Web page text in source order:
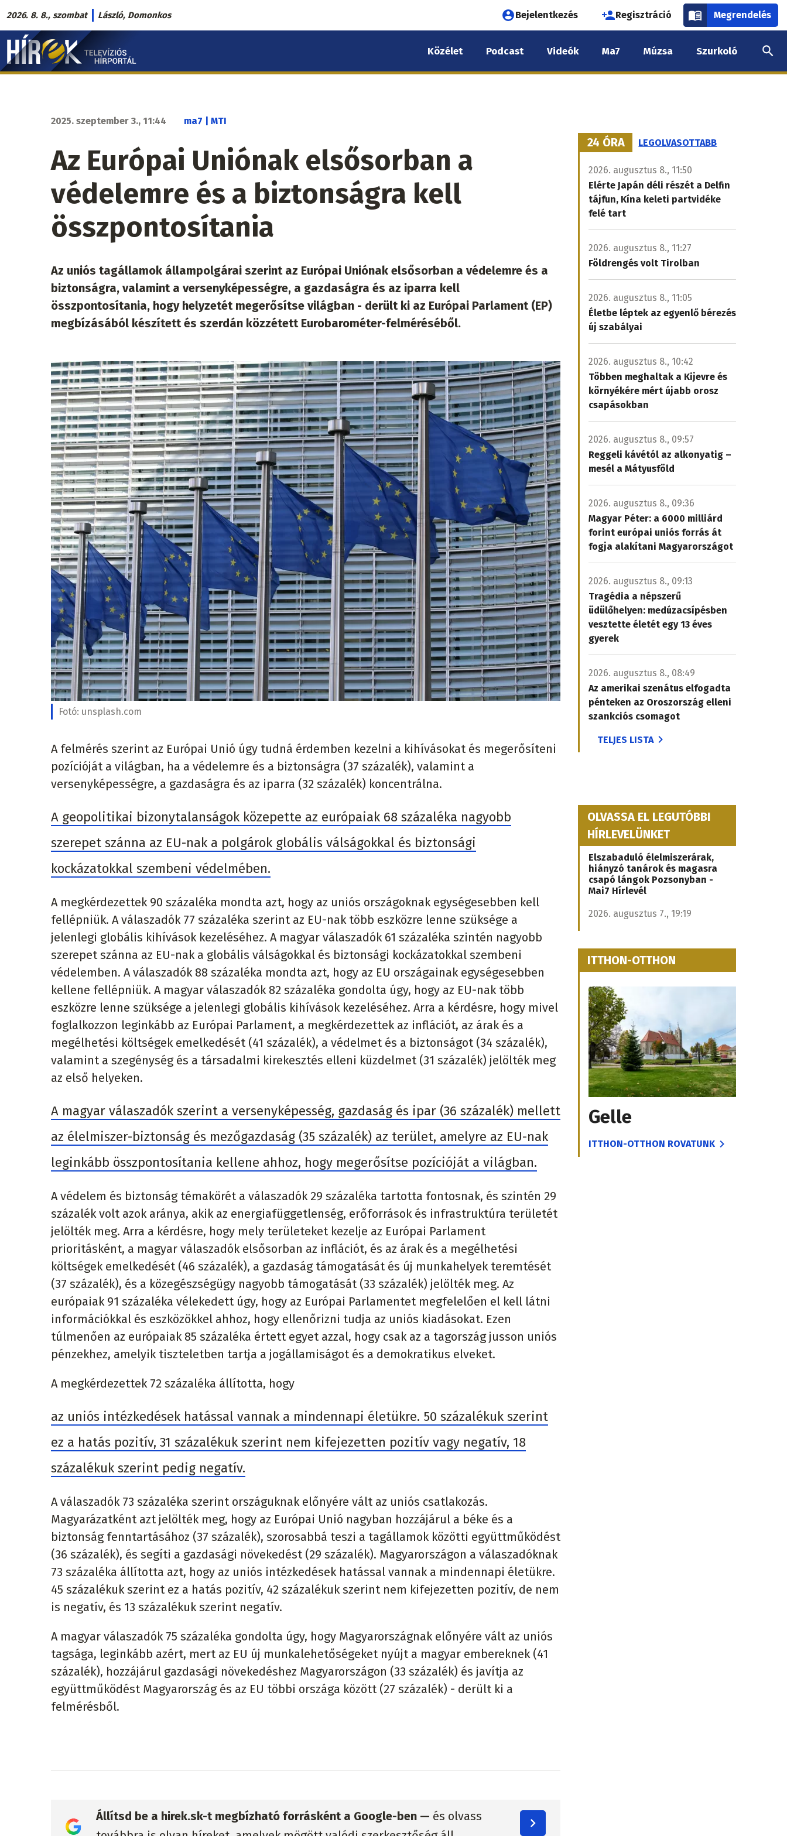
Ugrás
a
tartalomra
2026. 8. 8., szombat László, Domonkos
Felhasználói
fiók
menüje
Bejelentkezés Regisztráció Megrendelés
Hírek.sk
fő
Közélet Podcast Videók Ma7 Múzsa Szurkoló
2025. szeptember 3., 11:44 ma7 | MTI
Az Európai Uniónak elsősorban a
védelemre és a biztonságra kell
összpontosítania
Az uniós tagállamok állampolgárai szerint az Európai Uniónak elsősorban a védelemre és a
biztonságra, valamint a versenyképességre, a gazdaságra és az iparra kell
összpontosítania, hogy helyzetét megerősítse világban - derült ki az Európai Parlament (EP)
megbízásából készített és szerdán közzétett Eurobarométer-felméréséből.
Fotó: unsplash.com
A felmérés szerint az Európai Unió úgy tudná érdemben kezelni a kihívásokat és megerősíteni
pozícióját a világban, ha a védelemre és a biztonságra (37 százalék), valamint a
versenyképességre, a gazdaságra és az iparra (32 százalék) koncentrálna.
A geopolitikai bizonytalanságok közepette az európaiak 68 százaléka nagyobb
szerepet szánna az EU-nak a polgárok globális válságokkal és biztonsági
kockázatokkal szembeni védelmében.
A megkérdezettek 90 százaléka mondta azt, hogy az uniós országoknak egységesebben kell
fellépniük. A válaszadók 77 százaléka szerint az EU-nak több eszközre lenne szüksége a
jelenlegi globális kihívások kezeléséhez. A magyar válaszadók 61 százaléka szintén nagyobb
szerepet szánna az EU-nak a globális válságokkal és biztonsági kockázatokkal szembeni
védelemben. A válaszadók 88 százaléka mondta azt, hogy az EU országainak egységesebben
kellene fellépniük. A magyar válaszadók 82 százaléka gondolta úgy, hogy az EU-nak több
eszközre lenne szüksége a jelenlegi globális kihívások kezeléséhez. Arra a kérdésre, hogy mivel
foglalkozzon leginkább az Európai Parlament, a megkérdezettek az inflációt, az árak és a
megélhetési költségek emelkedését (41 százalék), a védelmet és a biztonságot (34 százalék),
valamint a szegénység és a társadalmi kirekesztés elleni küzdelmet (31 százalék) jelölték meg
az első helyeken.
A magyar válaszadók szerint a versenyképesség, gazdaság és ipar (36 százalék) mellett
az élelmiszer-biztonság és mezőgazdaság (35 százalék) az terület, amelyre az EU-nak
leginkább összpontosítania kellene ahhoz, hogy megerősítse pozícióját a világban.
A védelem és biztonság témakörét a válaszadók 29 százaléka tartotta fontosnak, és szintén 29
százalék volt azok aránya, akik az energiafüggetlenség, erőforrások és infrastruktúra területét
jelölték meg. Arra a kérdésre, hogy mely területeket kezelje az Európai Parlament
prioritásként, a magyar válaszadók elsősorban az inflációt, és az árak és a megélhetési
költségek emelkedését (46 százalék), a gazdaság támogatását és új munkahelyek teremtését
(37 százalék), és a közegészségügy nagyobb támogatását (33 százalék) jelölték meg. Az
európaiak 91 százaléka vélekedett úgy, hogy az Európai Parlamentet megfelelően el kell látni
információkkal és eszközökkel ahhoz, hogy ellenőrizni tudja az uniós kiadásokat. Ezen
túlmenően az európaiak 85 százaléka értett egyet azzal, hogy csak az a tagország jusson uniós
pénzekhez, amelyik tiszteletben tartja a jogállamiságot és a demokratikus elveket.
A megkérdezettek 72 százaléka állította, hogy
az uniós intézkedések hatással vannak a mindennapi életükre. 50 százalékuk szerint
ez a hatás pozitív, 31 százalékuk szerint nem kifejezetten pozitív vagy negatív, 18
százalékuk szerint pedig negatív.
A válaszadók 73 százaléka szerint országuknak előnyére vált az uniós csatlakozás.
Magyarázatként azt jelölték meg, hogy az Európai Unió nagyban hozzájárul a béke és a
biztonság fenntartásához (37 százalék), szorosabbá teszi a tagállamok közötti együttműködést
(36 százalék), és segíti a gazdasági növekedést (29 százalék). Magyarországon a válaszadóknak
73 százaléka állította azt, hogy az uniós intézkedések hatással vannak a mindennapi életükre.
45 százalékuk szerint ez a hatás pozitív, 42 százalékuk szerint nem kifejezetten pozitív, de nem
is negatív, és 13 százalékuk szerint negatív.
A magyar válaszadók 75 százaléka gondolta úgy, hogy Magyarországnak előnyére vált az uniós
tagsága, leginkább azért, mert az EU új munkalehetőségeket nyújt a magyar embereknek (41
százalék), hozzájárul gazdasági növekedéshez Magyarországon (33 százalék) és javítja az
együttműködést Magyarország és az EU többi országa között (27 százalék) - derült ki a
felmérésből.
Állítsd be a hirek.sk-t megbízható forrásként a Google-ben — és olvass
24 ÓRA LEGOLVASOTTABB
2026. augusztus 8., 11:50
Elérte Japán déli részét a Delfin
tájfun, Kína keleti partvidéke
felé tart
2026. augusztus 8., 11:27
Földrengés volt Tirolban
2026. augusztus 8., 11:05
Életbe léptek az egyenlő bérezés
új szabályai
2026. augusztus 8., 10:42
Többen meghaltak a Kijevre és
környékére mért újabb orosz
csapásokban
2026. augusztus 8., 09:57
Reggeli kávétól az alkonyatig –
mesél a Mátyusföld
2026. augusztus 8., 09:36
Magyar Péter: a 6000 milliárd
forint európai uniós forrás át
fogja alakítani Magyarországot
2026. augusztus 8., 09:13
Tragédia a népszerű
üdülőhelyen: medúzacsípésben
vesztette életét egy 13 éves
gyerek
2026. augusztus 8., 08:49
Az amerikai szenátus elfogadta
pénteken az Oroszország elleni
szankciós csomagot
TELJES LISTA
OLVASSA EL LEGUTÓBBI
HÍRLEVELÜNKET
Elszabaduló élelmiszerárak,
hiányzó tanárok és magasra
csapó lángok Pozsonyban -
Mai7 Hírlevél
2026. augusztus 7., 19:19
ITTHON-OTTHON
Gelle
ITTHON-OTTHON ROVATUNK